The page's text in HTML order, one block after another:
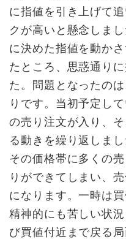
に指値を引き上げて
クが高いと懸念しま
に決めた指値を動か
たところ、思惑通り
た。問題となったの
りです。当初予定し
の売り注文が入り、
る動きを繰り返しま
その価格帯に多くの
りができてしまい、
になります。一時は
精神的にも苦しい状
び買値付近まで戻る